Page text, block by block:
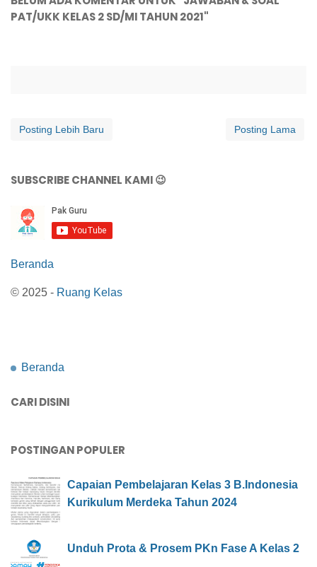
PAT/UKK KELAS 2 SD/MI TAHUN 2021"
Posting Lebih Baru Posting Lama
SUBSCRIBE CHANNEL KAMI 😉
Beranda
© 2025 - Ruang Kelas
Beranda
CARI DISINI
POSTINGAN POPULER
Capaian Pembelajaran Kelas 3 B.Indonesia
Kurikulum Merdeka Tahun 2024
Unduh Prota & Prosem PKn Fase A Kelas 2